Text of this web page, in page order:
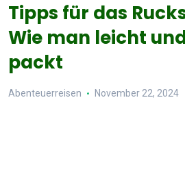
Tipps für das
Wie man leicht
packt
Abenteuerreisen November 22, 2024